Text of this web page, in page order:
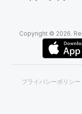
Copyright © 2026.
プライバシーポリシー